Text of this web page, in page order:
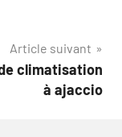
Article suivant
climatisation
à ajaccio